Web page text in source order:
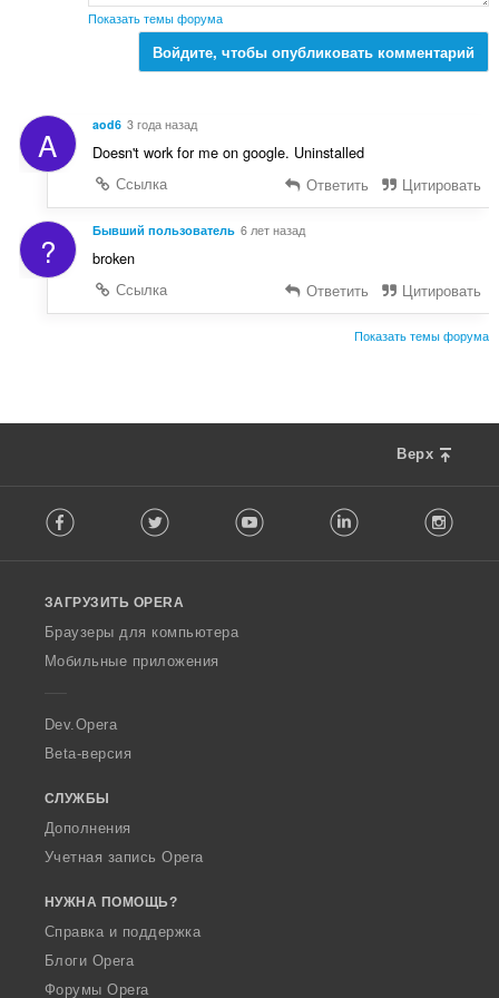
к
:
Показать темы форума
Войдите, чтобы опубликовать комментарий
A aod6 3 года назад
Doesn't work for me on google. Uninstalled
Ссылка
Ответить Цитировать
? Бывший пользователь 6 лет назад
broken
Ссылка
Ответить Цитировать
Показать темы форума
Верх
o
w
O
p
a
Facebook Twitter Youtube LinkedIn
ЗАГРУЗИТЬ OPERA
Браузеры для компьютера
Мобильные приложения
Dev.Opera
Beta-версия
СЛУЖБЫ
Дополнения
Учетная запись Opera
НУЖНА ПОМОЩЬ?
Справка и поддержка
Блоги Opera
Форумы Opera